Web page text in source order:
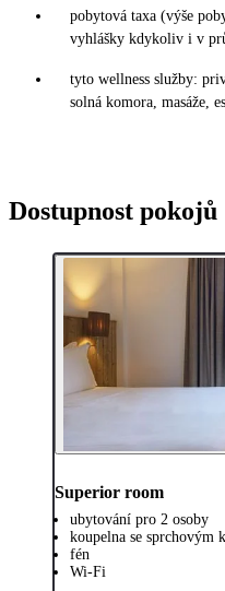
pobytová taxa (výše
vyhlášky kdykoliv i v
tyto wellness služby:
solná komora, masáže,
Dostupnost pokojů
Superior room
ubytování pro 2 osoby
koupelna se sprchovým
fén
Wi-Fi